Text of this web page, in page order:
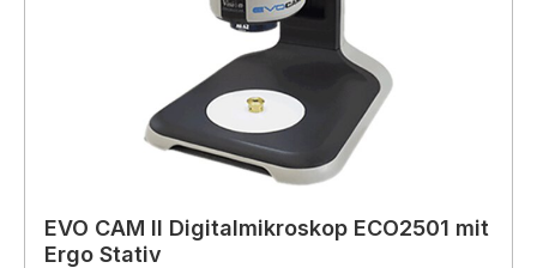
EVO CAM II Digitalmikroskop ECO2501 mit
Ergo Stativ